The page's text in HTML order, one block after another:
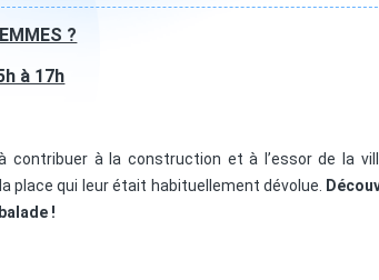
?
à 17h
à la construction et à l’essor de la
qui leur était habituellement dévolue.
!